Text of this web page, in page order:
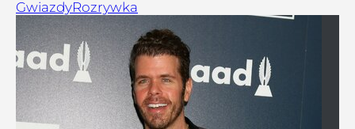
GwiazdyRozrywka